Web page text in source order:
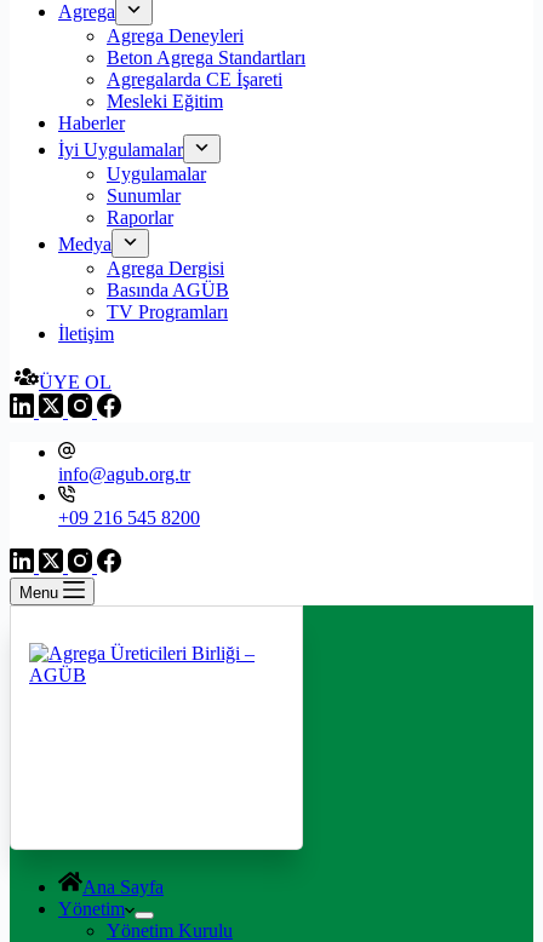
Agrega
Agrega Deneyleri
Beton Agrega Standartları
Agregalarda CE İşareti
Mesleki Eğitim
Haberler
İyi Uygulamalar
Uygulamalar
Sunumlar
Raporlar
Medya
Agrega Dergisi
Basında AGÜB
TV Programları
İletişim
ÜYE OL
info@agub.org.tr
+09 216 545 8200
Menu
Ana Sayfa
Yönetim
Yönetim Kurulu